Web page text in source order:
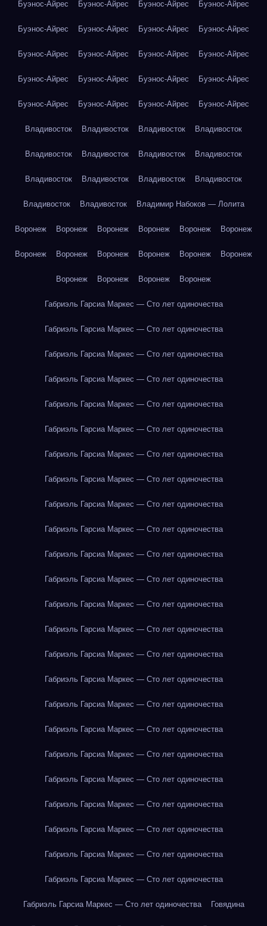
Буэнос-Айрес Буэнос-Айрес Буэнос-Айрес Буэнос-Айрес
Буэнос-Айрес Буэнос-Айрес Буэнос-Айрес Буэнос-Айрес
Буэнос-Айрес Буэнос-Айрес Буэнос-Айрес Буэнос-Айрес
Буэнос-Айрес Буэнос-Айрес Буэнос-Айрес Буэнос-Айрес
Буэнос-Айрес Буэнос-Айрес Буэнос-Айрес Буэнос-Айрес
Владивосток Владивосток Владивосток Владивосток
Владивосток Владивосток Владивосток Владивосток
Владивосток Владивосток Владивосток Владивосток
Владивосток Владивосток Владимир Набоков — Лолита
Воронеж Воронеж Воронеж Воронеж Воронеж Воронеж
Воронеж Воронеж Воронеж Воронеж Воронеж Воронеж
Воронеж Воронеж Воронеж Воронеж
Габриэль Гарсиа Маркес — Сто лет одиночества
Габриэль Гарсиа Маркес — Сто лет одиночества
Габриэль Гарсиа Маркес — Сто лет одиночества
Габриэль Гарсиа Маркес — Сто лет одиночества
Габриэль Гарсиа Маркес — Сто лет одиночества
Габриэль Гарсиа Маркес — Сто лет одиночества
Габриэль Гарсиа Маркес — Сто лет одиночества
Габриэль Гарсиа Маркес — Сто лет одиночества
Габриэль Гарсиа Маркес — Сто лет одиночества
Габриэль Гарсиа Маркес — Сто лет одиночества
Габриэль Гарсиа Маркес — Сто лет одиночества
Габриэль Гарсиа Маркес — Сто лет одиночества
Габриэль Гарсиа Маркес — Сто лет одиночества
Габриэль Гарсиа Маркес — Сто лет одиночества
Габриэль Гарсиа Маркес — Сто лет одиночества
Габриэль Гарсиа Маркес — Сто лет одиночества
Габриэль Гарсиа Маркес — Сто лет одиночества
Габриэль Гарсиа Маркес — Сто лет одиночества
Габриэль Гарсиа Маркес — Сто лет одиночества
Габриэль Гарсиа Маркес — Сто лет одиночества
Габриэль Гарсиа Маркес — Сто лет одиночества
Габриэль Гарсиа Маркес — Сто лет одиночества
Габриэль Гарсиа Маркес — Сто лет одиночества
Габриэль Гарсиа Маркес — Сто лет одиночества
Габриэль Гарсиа Маркес — Сто лет одиночества Говядина